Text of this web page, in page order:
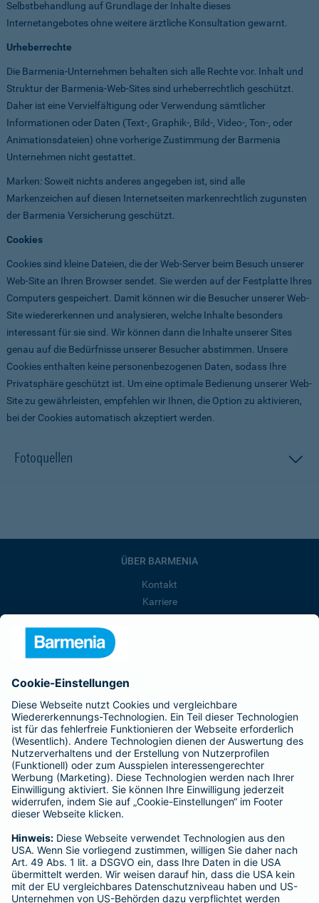
Selbstbehandlung auf Grundlage der Inhalte dieses
Internetangebotes ohne weitere ärztliche Konsultation gewarnt.
Urheberrechte
Die Barmenia-Unternehmen behalten sich alle Rechte vor. Inhalt und
Struktur der Barmenia-Web-Sites sind urheberrechtlich geschützt.
Daher ist eine Vervielfältigung oder Verwendung sämtlicher
Informationen oder Daten (Text-, Graphik-, Bild-, Video-, Ton-, oder
Animationsdateien) ohne vorherige Zustimmung der Barmenia
Unternehmen nicht gestattet.
Marken: Soweit nichts anderes angegeben ist, sind alle
Markenzeichen auf diesen Internetseiten markenrechtlich zugunsten
der Barmenia Versicherung geschützt.
Cookies
Cookies sind kleine Dateien, die der Web-Server beim Besuch unserer
Web-Site an Ihren Browser sendet. Sie werden auf der Festplatte Ihres
Computers gespeichert. Damit können wir die Besucher unserer Web-
Site wiedererkennen und analysieren, welche Inhalte besonders
interessant für sie sind. Wir können dann die Inhalte unserer Sites
genau auf die Bedürfnisse unserer Besucher abstimmen. Unsere
Cookies enthalten keine personenbezogenen Daten, sodass Ihre
Privatsphäre geschützt ist. Um eine optimale Bedienung unserer Web-
Site zu gewährleisten, empfehlen wir Ihnen, die Option zu aktivieren,
bei der Cookies automatisch akzeptiert werden.
Fotoquellen
ÜBER BARMENIA
Kontakt
Karriere
Barmenia ist Teil der BarmeniaGothaer
BELIEBTE SEITEN
Kranken-Zusatzversicherung
Tierversicherungen
Haftpflichtversicherung
Hausratversicherung
Adresse ändern
Schaden melden
Kilometerstandsmeldung
Serviceübersicht